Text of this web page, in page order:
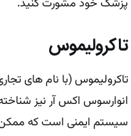
پزشک خود مشورت کنید.
تاکرولیموس
تاکرولیموس (با نام های
انوارسوس اکس آر نیز
سیستم ایمنی است که